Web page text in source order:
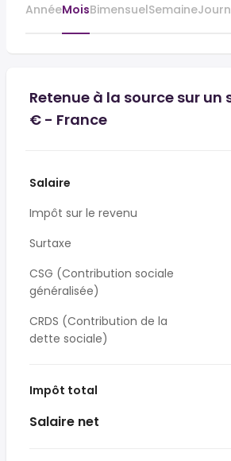
AnnéeMoisBimensuelSemaine
Retenue à la source sur un
€ - France
Salaire
Impôt sur le revenu
Surtaxe
CSG (Contribution sociale
généralisée)
CRDS (Contribution de la
dette sociale)
Impôt total
Salaire net